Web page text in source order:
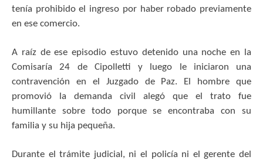
tenía prohibido el ingreso por haber robado previamente
en ese comercio.
A raíz de ese episodio estuvo detenido una noche en la
Comisaría 24 de Cipolletti y luego le iniciaron una
contravención en el Juzgado de Paz. El hombre que
promovió la demanda civil alegó que el trato fue
humillante sobre todo porque se encontraba con su
familia y su hija pequeña.
Durante el trámite judicial, ni el policía ni el gerente del